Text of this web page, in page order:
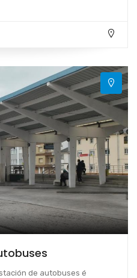
de autobuses é